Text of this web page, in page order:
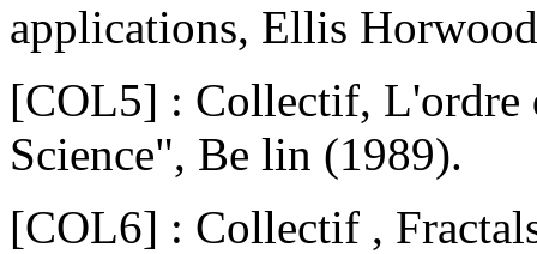
applications, Ellis
[COL5] : Collectif, L'ordre
Science", Be lin (1989).
[COL6] : Collectif ,